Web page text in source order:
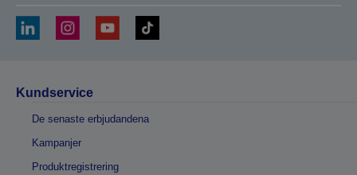
Kundservice
De senaste erbjudandena
Kampanjer
Produktregistrering